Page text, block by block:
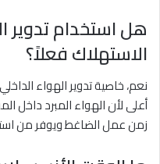
هل استخدام تدوير
الاستهلاك فعلاً؟
نعم، خاصية تدوير الهواء
أعلى لأن الهواء المبرد داخل
زمن عمل الضاغط ويوفر من